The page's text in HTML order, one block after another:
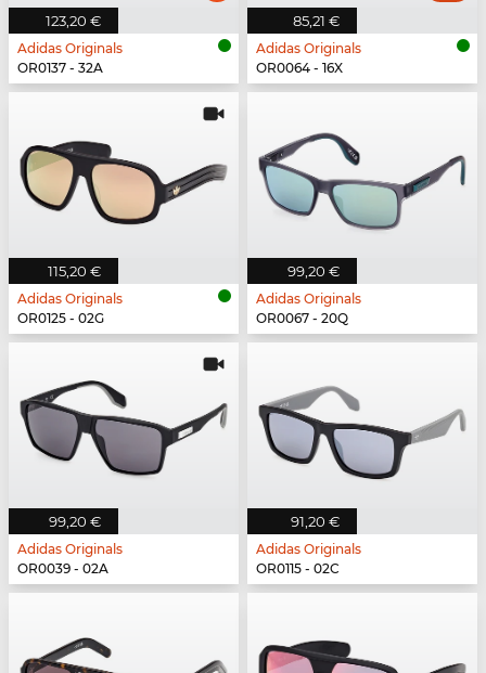
123,20 €
Adidas Originals
OR0137 - 32A
85,21 €
Adidas Originals
OR0064 - 16X
115,20 €
Adidas Originals
OR0125 - 02G
99,20 €
Adidas Originals
OR0067 - 20Q
99,20 €
Adidas Originals
OR0039 - 02A
91,20 €
Adidas Originals
OR0115 - 02C